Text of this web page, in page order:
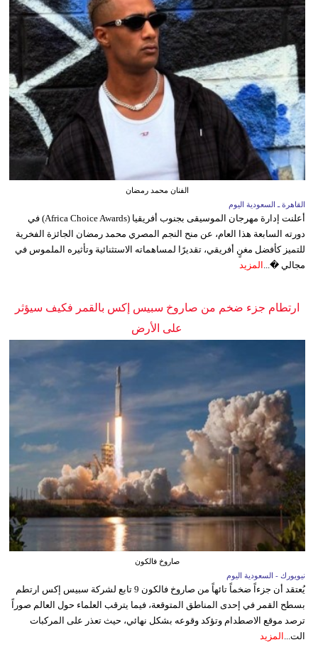
الفنان محمد رمضان
القاهرة ـ السعودية اليوم
أعلنت إدارة مهرجان الموسيقى بجنوب أفريقيا (Africa Choice Awards) في
دورته السابعة هذا العام، عن منح النجم المصري محمد رمضان الجائزة الفخرية
للتميز كأفضل مغنٍ أفريقي، تقديرًا لمساهماته الاستثنائية وتأثيره الملموس في
مجالي �... المزيد
ارتطام جزء ضخم من صاروخ سبيس إكس بالقمر فكيف سيؤثر
على الأرض
صاروخ فالكون
نيويورك - السعودية اليوم
يُعتقد أن جزءاً ضخماً تائهاً من صاروخ فالكون 9 تابع لشركة سبيس إكس ارتطم
بسطح القمر في إحدى المناطق المتوقعة، فيما يترقب العلماء حول العالم صوراً
ترصد موقع الاصطدام وتؤكد وقوعه بشكل نهائي، حيث تعذر على المركبات
الت...
المزيد